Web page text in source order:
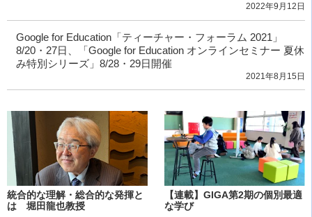
2022年9月12日
Google for Education「ティーチャー・フォーラム 2021」
8/20・27日、「Google for Education オンラインセミナー 夏休
み特別シリーズ」8/28・29日開催
2021年8月15日
統合的な理解・総合的な発揮と
は 堀田龍也教授
【連載】GIGA第2期の個別最適
な学び